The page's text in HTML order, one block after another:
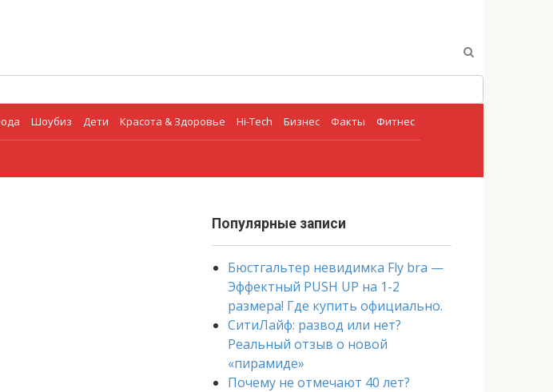
Шоубиз Дети Красота & Здоровье Hi-Tech Бизнес Факты Фитнес
Популярные записи
Бюстгальтер невидимка Fly bra —
Эффектный PUSH UP на 1-2
размера! Где купить официально.
СитиЛайф: развод или нет?
Реальный отзыв о новой
«пирамиде»
Почему не отмечают 40 лет?